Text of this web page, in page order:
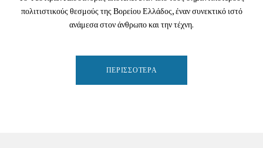
πολιτιστικούς θεσμούς της Βορείου Ελλάδος, έναν συνεκτικό ιστό
ανάμεσα στον άνθρωπο και την τέχνη.
ΠΕΡΙΣΣΌΤΕΡΑ